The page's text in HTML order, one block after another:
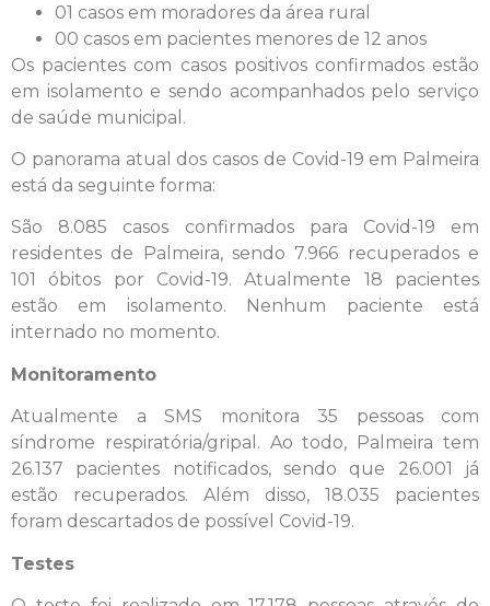
01 casos em moradores da área rural
00 casos em pacientes menores de 12 anos
Os pacientes com casos positivos confirmados estão
em isolamento e sendo acompanhados pelo serviço
de saúde municipal.
O panorama atual dos casos de Covid-19 em Palmeira
está da seguinte forma:
São 8.085 casos confirmados para Covid-19 em
residentes de Palmeira, sendo 7.966 recuperados e
101 óbitos por Covid-19. Atualmente 18 pacientes
estão em isolamento. Nenhum paciente está
internado no momento.
Monitoramento
Atualmente a SMS monitora 35 pessoas com
síndrome respiratória/gripal. Ao todo, Palmeira tem
26.137 pacientes notificados, sendo que 26.001 já
estão recuperados. Além disso, 18.035 pacientes
foram descartados de possível Covid-19.
Testes